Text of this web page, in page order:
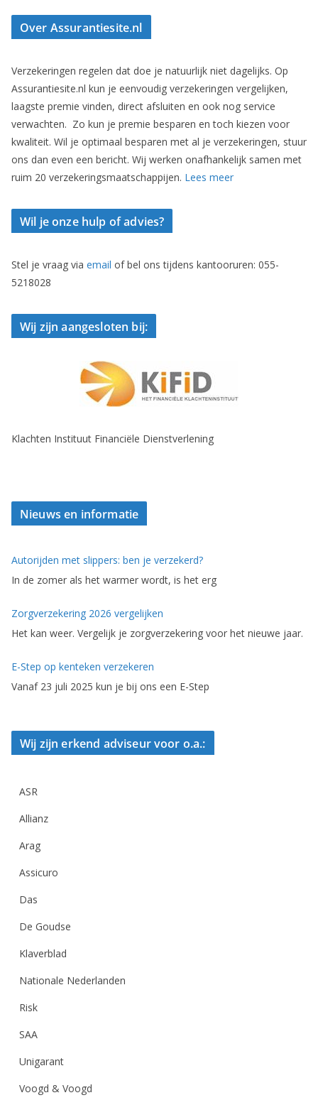
Over Assurantiesite.nl
Verzekeringen regelen dat doe je natuurlijk niet dagelijks. Op
Assurantiesite.nl kun je eenvoudig verzekeringen vergelijken,
laagste premie vinden, direct afsluiten en ook nog service
verwachten. Zo kun je premie besparen en toch kiezen voor
kwaliteit. Wil je optimaal besparen met al je verzekeringen, stuur
ons dan even een bericht. Wij werken onafhankelijk samen met
ruim 20 verzekeringsmaatschappijen. Lees meer
Wil je onze hulp of advies?
Stel je vraag via email of bel ons tijdens kantooruren: 055-
5218028
Wij zijn aangesloten bij:
Klachten Instituut Financiële Dienstverlening
Nieuws en informatie
Autorijden met slippers: ben je verzekerd?
In de zomer als het warmer wordt, is het erg
Zorgverzekering 2026 vergelijken
Het kan weer. Vergelijk je zorgverzekering voor het nieuwe jaar.
E-Step op kenteken verzekeren
Vanaf 23 juli 2025 kun je bij ons een E-Step
Wij zijn erkend adviseur voor o.a.:
ASR
Allianz
Arag
Assicuro
Das
De Goudse
Klaverblad
Nationale Nederlanden
Risk
SAA
Unigarant
Voogd & Voogd